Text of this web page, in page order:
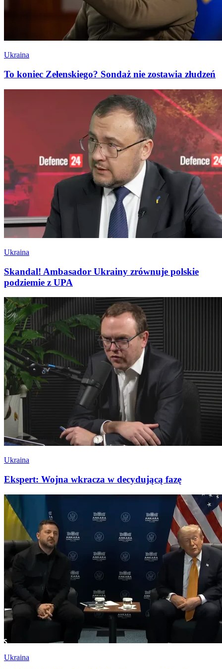
Ukraina
To koniec Zełenskiego? Sondaż nie zostawia złudzeń
Ukraina
Skandal! Ambasador Ukrainy zrównuje polskie
podziemie z UPA
Ukraina
Ekspert: Wojna wkracza w decydującą fazę
Ukraina